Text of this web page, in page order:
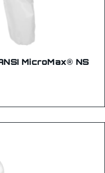
MicroMax® NS